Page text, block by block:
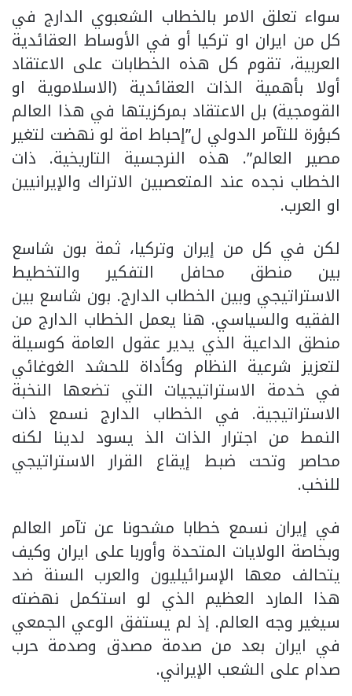
سواء تعلق الامر بالخطاب الشعبوي الدارج في
كل من ايران او تركيا أو في الأوساط العقائدية
العربية، تقوم كل هذه الخطابات على الاعتقاد
أولا بأهمية الذات العقائدية (الاسلاموية او
القومجية) بل الاعتقاد بمركزيتها في هذا العالم
كبؤرة للتآمر الدولي ل”إحباط امة لو نهضت لتغير
مصير العالم”. هذه النرجسية التاريخية. ذات
الخطاب نجده عند المتعصبين الاتراك والإيرانيين
او العرب.
لكن في كل من إيران وتركيا، ثمة بون شاسع
بين منطق محافل التفكير والتخطيط
الاستراتيجي وبين الخطاب الدارج. بون شاسع بين
الفقيه والسياسي. هنا يعمل الخطاب الدارج من
منطق الداعية الذي يدير عقول العامة كوسيلة
لتعزيز شرعية النظام وكأداة للحشد الغوغائي
في خدمة الاستراتيجيات التي تضعها النخبة
الاستراتيجية. في الخطاب الدارج نسمع ذات
النمط من اجترار الذات الذ يسود لدينا لكنه
محاصر وتحت ضبط إيقاع القرار الاستراتيجي
للنخب.
في إيران نسمع خطابا مشحونا عن تآمر العالم
وبخاصة الولايات المتحدة وأوربا على ايران وكيف
يتحالف معها الإسرائيليون والعرب السنة ضد
هذا المارد العظيم الذي لو استكمل نهضته
سيغير وجه العالم. إذ لم يستفق الوعي الجمعي
في ايران بعد من صدمة مصدق وصدمة حرب
صدام على الشعب الإيراني.